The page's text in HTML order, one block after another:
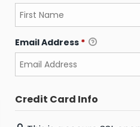
Email Address *
Credit Card Info